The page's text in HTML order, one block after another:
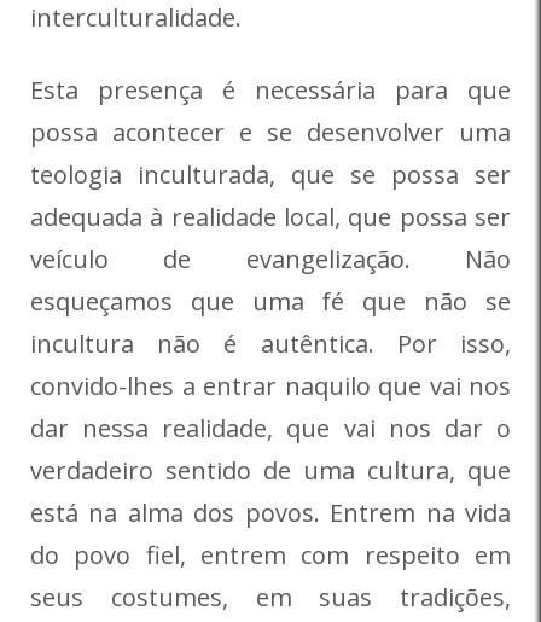
interculturalidade.
Esta presença é necessária para que
possa acontecer e se desenvolver uma
teologia inculturada, que se possa ser
adequada à realidade local, que possa ser
veículo de evangelização. Não
esqueçamos que uma fé que não se
incultura não é autêntica. Por isso,
convido-lhes a entrar naquilo que vai nos
dar nessa realidade, que vai nos dar o
verdadeiro sentido de uma cultura, que
está na alma dos povos. Entrem na vida
do povo fiel, entrem com respeito em
seus costumes, em suas tradições,